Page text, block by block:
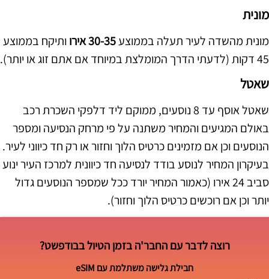
מונית
מונית מהשדה לעיר תעלה בממוצע30-35 אירו
ותיקח בממוצע
45 דקות (לדעתי הדרך המומלצת במיוחד אם אתם זוג או יותר).
שאטל
שאטל אוסף עד 8 נוסעים, ממוקם ליד דלפקי השכרת רכב
באולם המגיעים והמחיר משתנה על פי מרחק הנסיעה ומספר
הנוסעים וכן אם מזמינים כרטיס הלוך וחזור או רק חד כיווני לעיר.
בעיקרון המחיר לנוסע בודד לנסיעה חד כיוונית למרכז העיר ינוע
סביב 24 אירו (כאמור המחיר יורד ככל שמספר הנוסעים גדול
יותר וכן אם רוכשים כרטיס הלוך וחזור).
רוצה לדבר עם החבר'ה בזמן הטיול בבודפשט?
חבילת גלישה משתלמת עם eSIM